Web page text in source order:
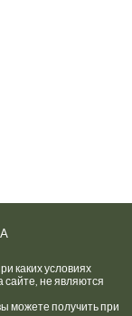
каких условиях
не являются
можете получить при